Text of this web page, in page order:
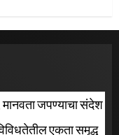
जपण्याचा संदेश
एकता समृद्ध